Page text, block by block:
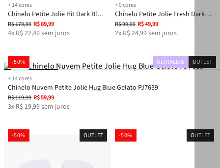
+14cores
Chinelo Petite Jolie Hit Dark Blue
PJ6515
R$179,99 R$89,99
4x R$ 22,49sem juros
+9cores
Chinelo Petite Jolie Fresh Dark
Blue PJ7122
R$99,99 R$49,99
2x R$ 24,99sem juros
-50%
+14cores
Chinelo Nuvem Petite Jolie Hug Blue Gelato PJ7639
R$119,99 R$59,99
3x R$ 19,99sem juros
ULTRALEVE OUTLET
-50% OUTLET -50% OUTLET